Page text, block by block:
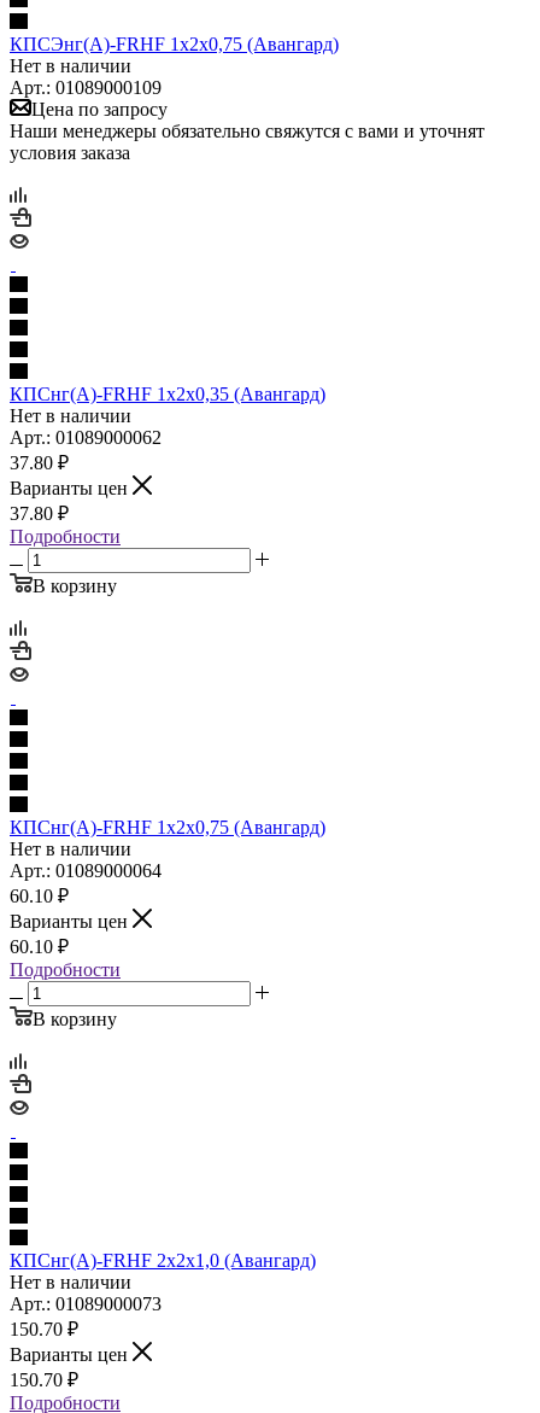
КПСЭнг(А)-FRHF 1х2х0,75 (Авангард)
Нет в наличии
Арт.: 01089000109
Цена по запросу
Наши менеджеры обязательно свяжутся с вами и уточнят
условия заказа
КПСнг(А)-FRHF 1х2х0,35 (Авангард)
Нет в наличии
Арт.: 01089000062
37.80 ₽
Варианты цен
37.80 ₽
Подробности
В корзину
КПСнг(А)-FRHF 1х2х0,75 (Авангард)
Нет в наличии
Арт.: 01089000064
60.10 ₽
Варианты цен
60.10 ₽
Подробности
В корзину
КПСнг(А)-FRHF 2х2х1,0 (Авангард)
Нет в наличии
Арт.: 01089000073
150.70 ₽
Варианты цен
150.70 ₽
Подробности